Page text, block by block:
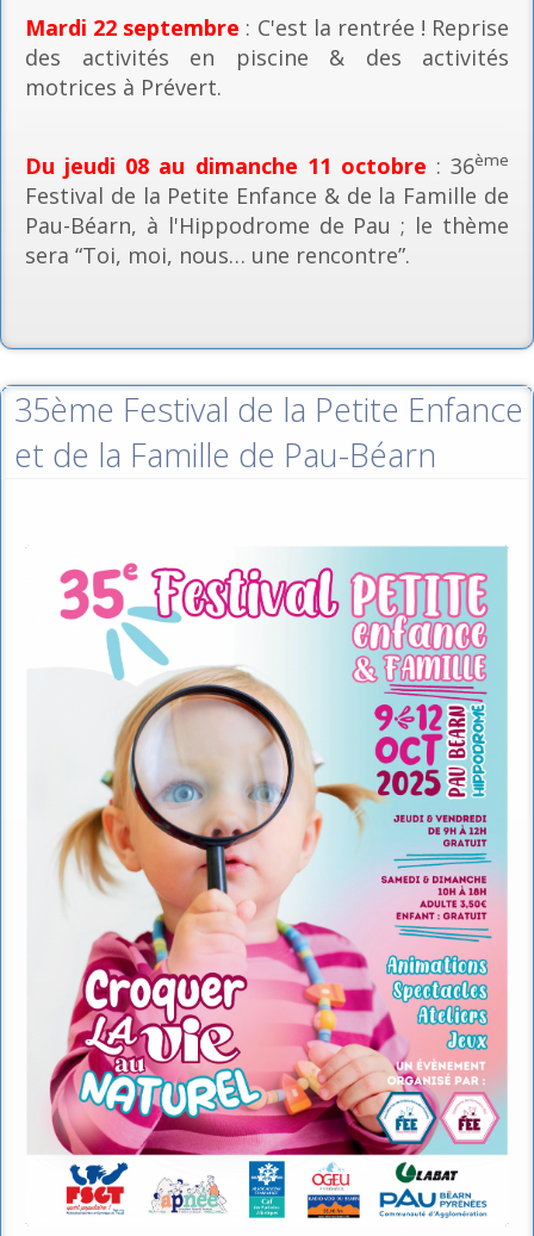
Mardi 22 septembre : C'est la rentrée ! Reprise
des activités en piscine & des activités
motrices à Prévert.
Du jeudi 08 au dimanche 11 octobre : 36ème
Festival de la Petite Enfance & de la Famille de
Pau-Béarn, à l'Hippodrome de Pau ; le thème
sera “Toi, moi, nous… une rencontre”.
35ème Festival de la Petite Enfance
et de la Famille de Pau-Béarn